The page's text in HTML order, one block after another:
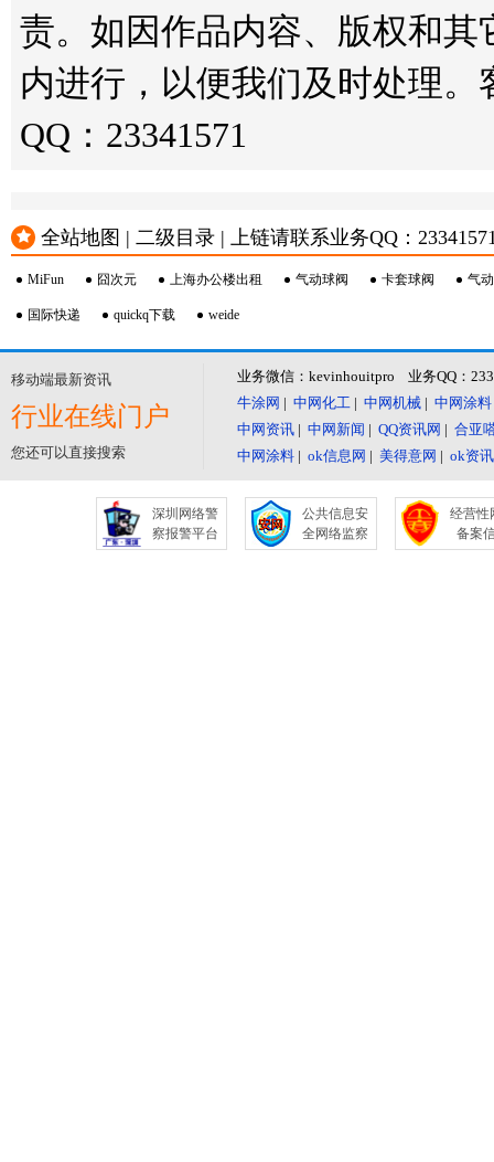
责。如因作品内容、版权和
内进行，以便我们及时处理。
QQ：23341571
全站地图 | 二级目录 | 上链请联系业务QQ：
MiFun 囧次元 上海办公楼出租 气动球阀 卡套球阀 气
国际快递 quickq下载 weide
移动端最新资讯
行业在线门户
您还可以直接搜索
业务微信：kevinhouitpro 业务QQ：
牛涂网 | 中网化工 | 中网机械 | 中网涂料
中网资讯 | 中网新闻 | QQ资讯网 | 合亚
中网涂料 | ok信息网 | 美得意网 | ok资
深圳网络警
察报警平台
公共信息安
全网络监察
经营性
备案